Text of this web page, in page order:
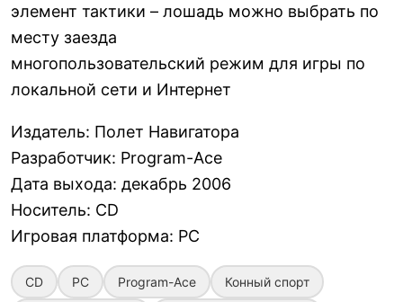
элемент тактики – лошадь можно выбрать по
месту заезда
многопользовательский режим для игры по
локальной сети и Интернет
Издатель: Полет Навигатора
Разработчик: Program-Ace
Дата выхода: декабрь 2006
Носитель: CD
Игровая платформа: PC
CD PC Program-Ace Конный спорт